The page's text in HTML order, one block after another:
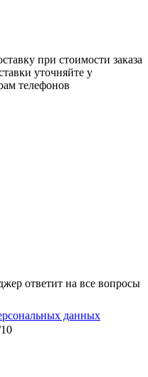
при стоимости заказа
уточняйте у
телефонов
ответит на все вопросы
данных